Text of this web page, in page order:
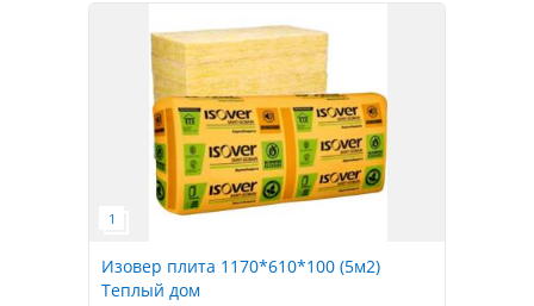
Изовер плита 1170*610*100 (5м2)
Теплый дом